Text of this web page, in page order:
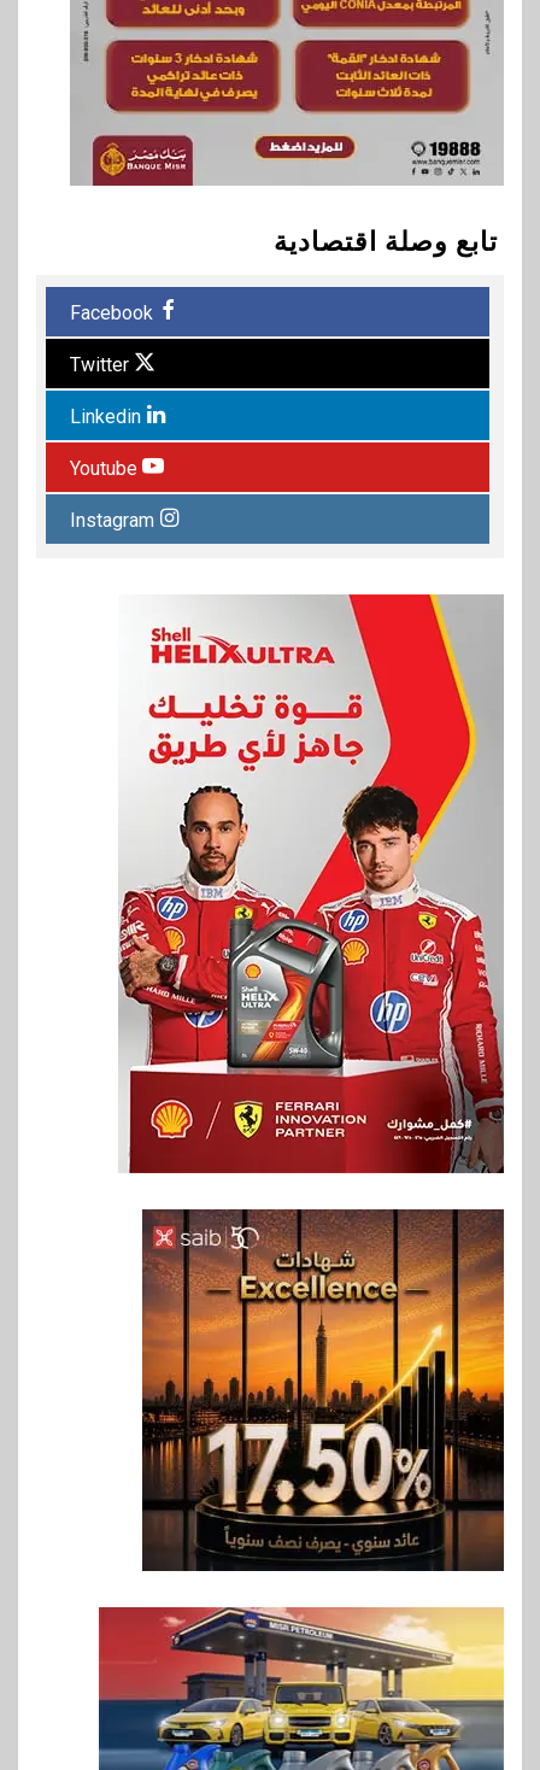
تابع وصلة اقتصادية
Facebook
Twitter
Linkedin
Youtube
Instagram
6
اخبار
غرفة القاهرة تنظم ندوة إلكترونية
لدعم الصادرات وتحقيق
مستهدفات رؤية مصر 2030
7
بنوك
بنك مصر يشارك في فعالية اليوم
العالمي للشباب ويقدم العديد من
العروض المجانية
بنك QNB مصر يعزز جاهزية
المشروعات الصغيرة والمتوسطة
للنمو والتوسع
9 اخبار